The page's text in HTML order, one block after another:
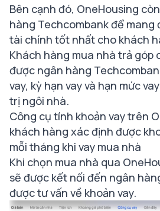
Bên cạnh đó, OneHousing
hàng Techcombank để mang
tài chính tốt nhất cho khách
Khách hàng mua nhà trả góp
được ngân hàng
vay, kỳ hạn vay và hạn mức
trị ngôi nhà.
Công cụ tính khoản vay trên
khách hàng xác định được
mỗi tháng khi vay mua nhà
Khi chọn mua nhà qua
sẽ được kết nối đến ngân
được tư vấn về khoản vay.